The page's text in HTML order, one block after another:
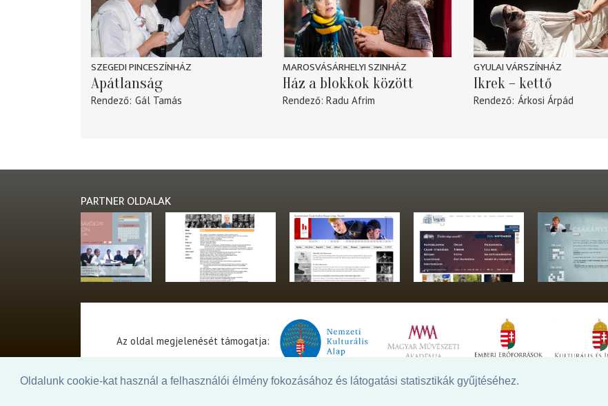
Oldalunk cookie-kat használ a felhasználói élmény fokozásához és látogatási statisztikák gyűjtéséhez.
SZEGEDI PINCESZÍNHÁZ
Apátlanság
Rendező Gál Tamás
MAROSVÁSÁRHELYI SZINHÁZ
Ház a blokkok között
Rendező Radu Afrim
GYULAI VÁRSZÍNHÁZ
Ikrek – kettő
Rendező Árkosi Árpád
PARTNER OLDALAK
Az oldal megjelenését támogatja: